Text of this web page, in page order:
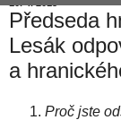
Předseda
Lesák
a
Proč jste